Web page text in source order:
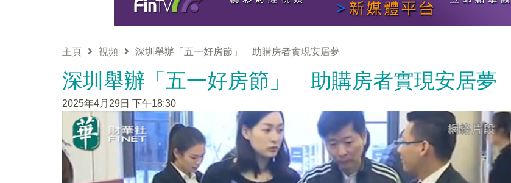
主頁 視頻 深圳舉辦「五一好房節」 助購房者實現安居夢
深圳舉辦「五一好房節」 助購房者實現安居夢
2025年4月29日 下午18:30